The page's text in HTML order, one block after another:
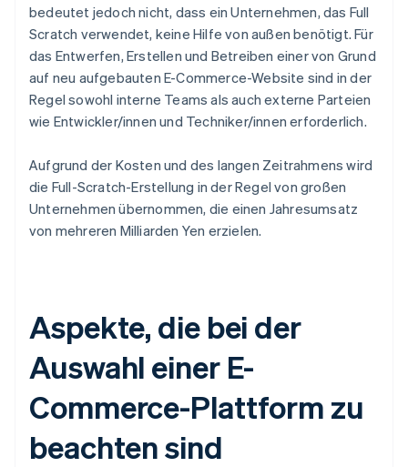
bedeutet jedoch nicht, dass ein Unternehmen, das Full
Scratch verwendet, keine Hilfe von außen benötigt. Für
das Entwerfen, Erstellen und Betreiben einer von Grund
auf neu aufgebauten E-Commerce-Website sind in der
Regel sowohl interne Teams als auch externe Parteien
wie Entwickler/innen und Techniker/innen erforderlich.
Aufgrund der Kosten und des langen Zeitrahmens wird
die Full-Scratch-Erstellung in der Regel von großen
Unternehmen übernommen, die einen Jahresumsatz
von mehreren Milliarden Yen erzielen.
Aspekte, die bei der
Auswahl einer E-
Commerce-Plattform zu
beachten sind